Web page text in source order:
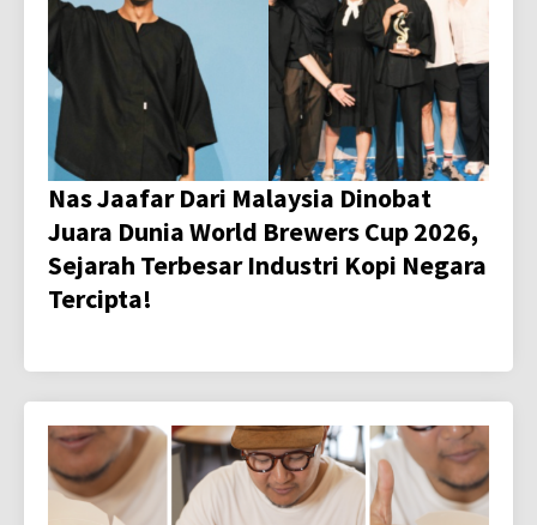
Nas Jaafar Dari Malaysia Dinobat
Juara Dunia World Brewers Cup 2026,
Sejarah Terbesar Industri Kopi Negara
Tercipta!